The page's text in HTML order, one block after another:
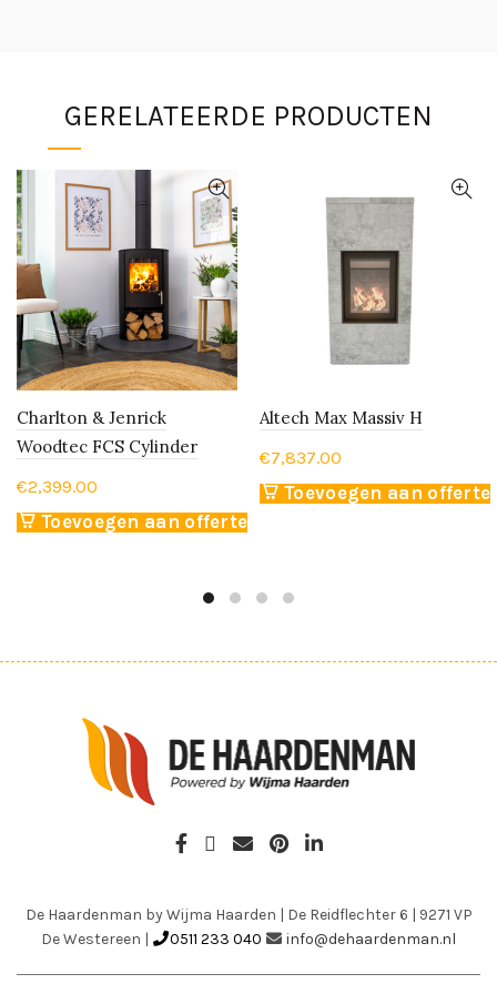
GERELATEERDE PRODUCTEN
Charlton & Jenrick
Woodtec FCS Cylinder
€2,399.00
Toevoegen aan offerte
Altech Max Massiv H
€7,837.00
Toevoegen aan offerte
De Haardenman by Wijma Haarden | De Reidflechter 6 | 9271 VP
De Westereen | 0511 233 040 info@dehaardenman.nl